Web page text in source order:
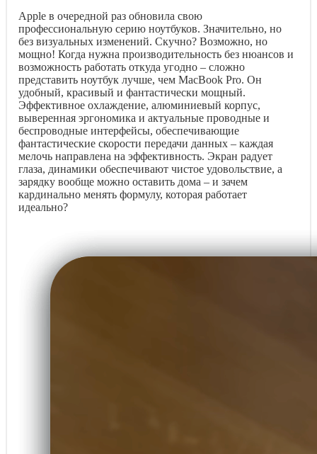
Apple в очередной раз обновила свою
профессиональную серию ноутбуков. Значительно, но
без визуальных изменений. Скучно? Возможно, но
мощно! Когда нужна производительность без нюансов и
возможность работать откуда угодно – сложно
представить ноутбук лучше, чем MacBook Pro. Он
удобный, красивый и фантастически мощный.
Эффективное охлаждение, алюминиевый корпус,
выверенная эргономика и актуальные проводные и
беспроводные интерфейсы, обеспечивающие
фантастические скорости передачи данных – каждая
мелочь направлена на эффективность. Экран радует
глаза, динамики обеспечивают чистое удовольствие, а
зарядку вообще можно оставить дома – и зачем
кардинально менять формулу, которая работает
идеально?